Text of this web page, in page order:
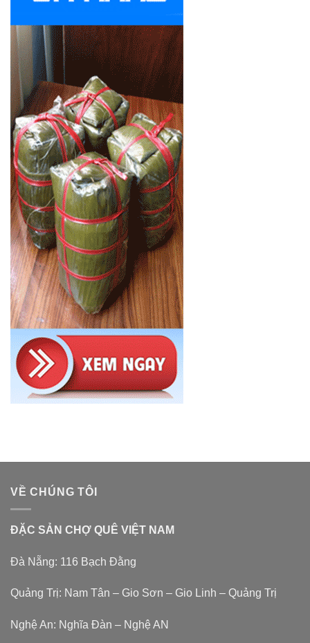
VỀ CHÚNG TÔI
ĐẶC SẢN CHỢ QUÊ VIỆT NAM
Đà Nẵng: 116 Bạch Đằng
Quảng Trị: Nam Tân – Gio Sơn – Gio Linh – Quảng Trị
Nghệ An: Nghĩa Đàn – Nghệ AN